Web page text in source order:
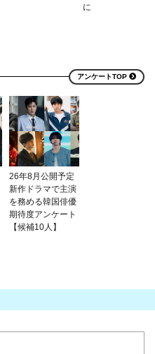
に
アンケートTOP
26年8月公開予定
新作ドラマで主演
を務める韓国俳優
期待度アンケート
【候補10人】